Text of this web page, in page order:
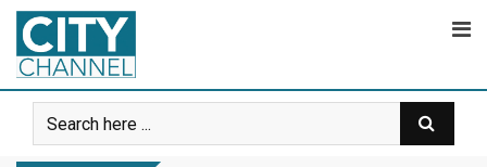
Skip
content